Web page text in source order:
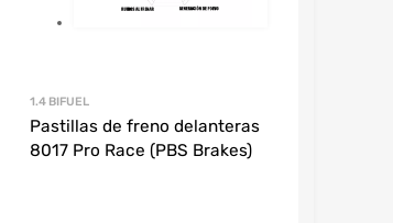
1.4 BIFUEL
Pastillas de freno delanteras
8017 Pro Race (PBS Brakes)